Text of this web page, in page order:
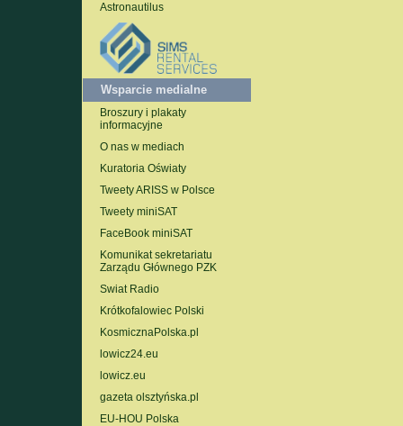
Astronautilus
Wsparcie medialne
Broszury i plakaty
informacyjne
O nas w mediach
Kuratoria Oświaty
Tweety ARISS w Polsce
Tweety miniSAT
FaceBook miniSAT
Komunikat sekretariatu
Zarządu Głównego PZK
Swiat Radio
Krótkofalowiec Polski
KosmicznaPolska.pl
lowicz24.eu
lowicz.eu
gazeta olsztyńska.pl
EU-HOU Polska